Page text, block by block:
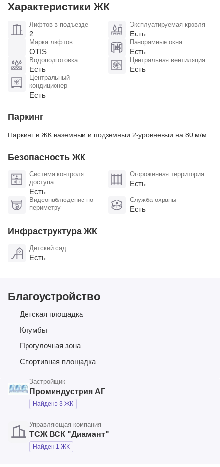
Характеристики ЖК
Лифтов в подъезде
2
Эксплуатируемая кровля
Есть
Марка лифтов
OTIS
Панорамные окна
Есть
Водоподготовка
Есть
Центральная вентиляция
Есть
Центральный
кондиционер
Есть
Паркинг
Паркинг в ЖК наземный и подземный 2-уровневый на 80 м/м.
Безопасность ЖК
Система контроля
доступа
Есть
Огороженная территория
Есть
Видеонаблюдение по
периметру
Служба охраны
Есть
Инфраструктура ЖК
Детский сад
Есть
Благоустройство
Детская площадка
Клумбы
Прогулочная зона
Спортивная площадка
Застройщик
Проминдустрия АГ
Найдено 3 ЖК
Управляющая компания
ТСЖ ВСК "Диамант"
Найден 1 ЖК